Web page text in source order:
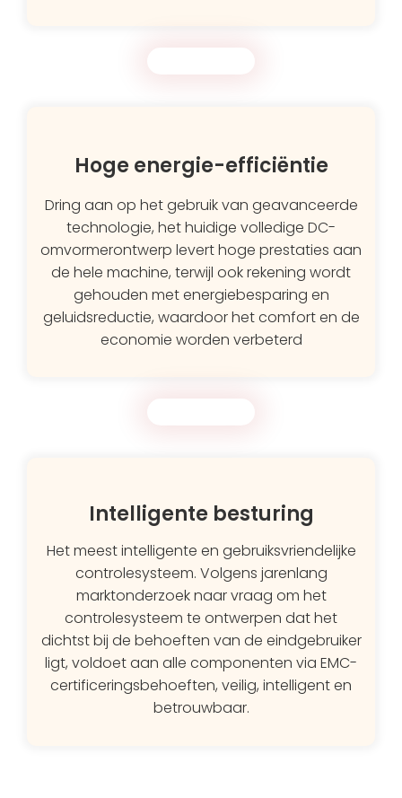
Hoge energie-efficiëntie
Dring aan op het gebruik van geavanceerde
technologie, het huidige volledige DC-
omvormerontwerp levert hoge prestaties aan
de hele machine, terwijl ook rekening wordt
gehouden met energiebesparing en
geluidsreductie, waardoor het comfort en de
economie worden verbeterd
Intelligente besturing
Het meest intelligente en gebruiksvriendelijke
controlesysteem. Volgens jarenlang
marktonderzoek naar vraag om het
controlesysteem te ontwerpen dat het
dichtst bij de behoeften van de eindgebruiker
ligt, voldoet aan alle componenten via EMC-
certificeringsbehoeften, veilig, intelligent en
betrouwbaar.